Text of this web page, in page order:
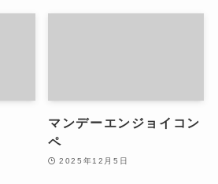
マンデーエンジョイコン
ペ
2025年12月5日